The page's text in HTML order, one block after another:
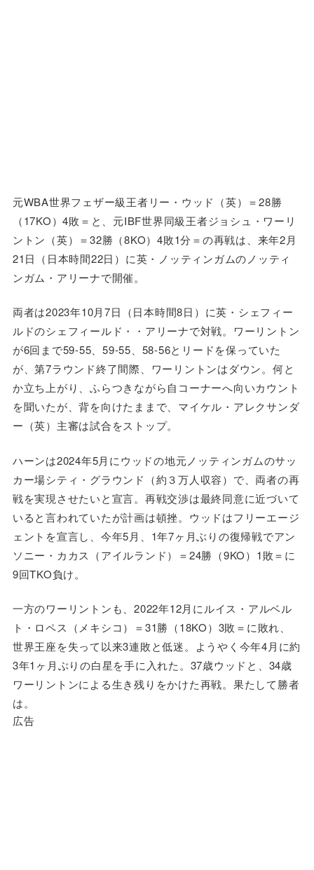
元WBA世界フェザー級王者リー・ウッド（英）＝28勝
（17KO）4敗＝と、元IBF世界同級王者ジョシュ・ワーリ
ントン（英）＝32勝（8KO）4敗1分＝の再戦は、来年2月
21日（日本時間22日）に英・ノッティンガムのノッティ
ンガム・アリーナで開催。
両者は2023年10月7日（日本時間8日）に英・シェフィー
ルドのシェフィールド・・アリーナで対戦。ワーリントン
が6回まで59-55、59-55、58-56とリードを保っていた
が、第7ラウンド終了間際、ワーリントンはダウン。何と
か立ち上がり、ふらつきながら自コーナーへ向いカウント
を聞いたが、背を向けたままで、マイケル・アレクサンダ
ー（英）主審は試合をストップ。
ハーンは2024年5月にウッドの地元ノッティンガムのサッ
カー場シティ・グラウンド（約３万人収容）で、両者の再
戦を実現させたいと宣言。再戦交渉は最終同意に近づいて
いると言われていたが計画は頓挫。ウッドはフリーエージ
ェントを宣言し、今年5月、1年7ヶ月ぶりの復帰戦でアン
ソニー・カカス（アイルランド）＝24勝（9KO）1敗＝に
9回TKO負け。
一方のワーリントンも、2022年12月にルイス・アルベル
ト・ロペス（メキシコ）＝31勝（18KO）3敗＝に敗れ、
世界王座を失って以来3連敗と低迷。ようやく今年4月に約
3年1ヶ月ぶりの白星を手に入れた。37歳ウッドと、34歳
ワーリントンによる生き残りをかけた再戦。果たして勝者
は。
広告